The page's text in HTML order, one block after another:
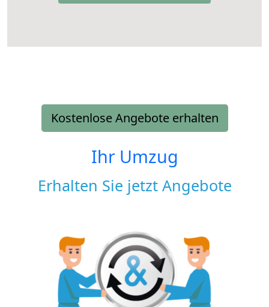
Kostenlose Angebote erhalten
Ihr Umzug
Erhalten Sie jetzt Angebote